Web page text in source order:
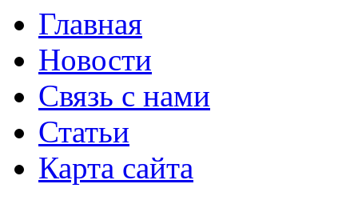
Главная
Новости
Связь с нами
Статьи
Карта сайта